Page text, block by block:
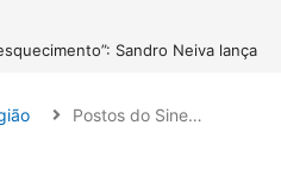
para o Prêmio de Redação e
Postos do Sine…